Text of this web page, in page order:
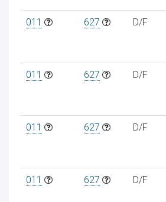
011 627 D/F
011 627 D/F
011 627 D/F
011 627 D/F